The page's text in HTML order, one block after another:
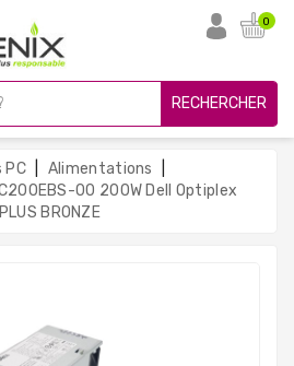
0
RECHERCHER
PC
Alimentations
00 200W Dell Optiplex
BRONZE